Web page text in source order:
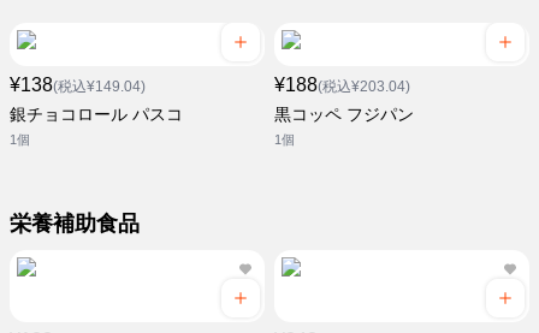
¥138(税込¥149.04)
銀チョコロール パスコ
1個
¥188(税込¥203.04)
黒コッペ フジパン
1個
栄養補助食品